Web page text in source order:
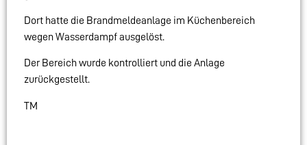
Dort hatte die Brandmeldeanlage im Küchenbereich
wegen Wasserdampf ausgelöst.
Der Bereich wurde kontrolliert und die Anlage
zurückgestellt.
TM